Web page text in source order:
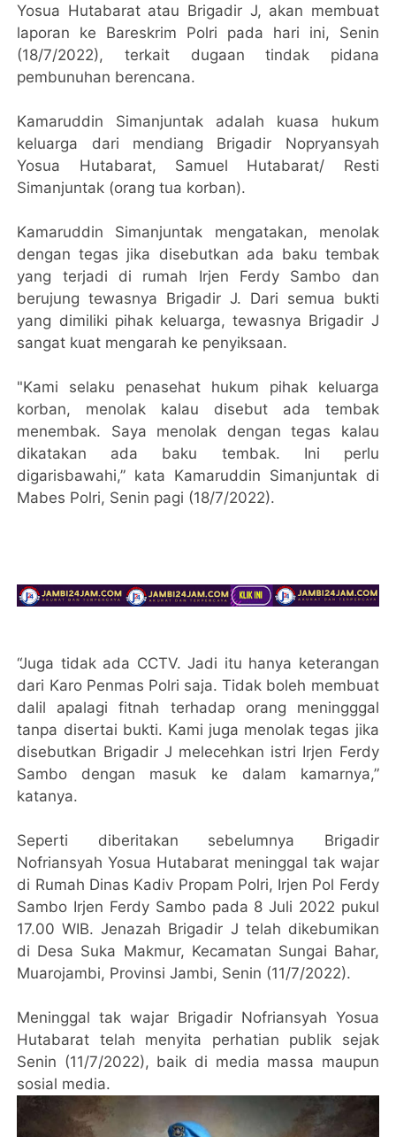
Yosua Hutabarat atau Brigadir J, akan membuat
laporan ke Bareskrim Polri pada hari ini, Senin
(18/7/2022), terkait dugaan tindak pidana
pembunuhan berencana.
Kamaruddin Simanjuntak adalah kuasa hukum
keluarga dari mendiang Brigadir Nopryansyah
Yosua Hutabarat, Samuel Hutabarat/ Resti
Simanjuntak (orang tua korban).
Kamaruddin Simanjuntak mengatakan, menolak
dengan tegas jika disebutkan ada baku tembak
yang terjadi di rumah Irjen Ferdy Sambo dan
berujung tewasnya Brigadir J. Dari semua bukti
yang dimiliki pihak keluarga, tewasnya Brigadir J
sangat kuat mengarah ke penyiksaan.
"Kami selaku penasehat hukum pihak keluarga
korban, menolak kalau disebut ada tembak
menembak. Saya menolak dengan tegas kalau
dikatakan ada baku tembak. Ini perlu
digarisbawahi,” kata Kamaruddin Simanjuntak di
Mabes Polri, Senin pagi (18/7/2022).
“Juga tidak ada CCTV. Jadi itu hanya keterangan
dari Karo Penmas Polri saja. Tidak boleh membuat
dalil apalagi fitnah terhadap orang meningggal
tanpa disertai bukti. Kami juga menolak tegas jika
disebutkan Brigadir J melecehkan istri Irjen Ferdy
Sambo dengan masuk ke dalam kamarnya,”
katanya.
Seperti diberitakan sebelumnya Brigadir
Nofriansyah Yosua Hutabarat meninggal tak wajar
di Rumah Dinas Kadiv Propam Polri, Irjen Pol Ferdy
Sambo Irjen Ferdy Sambo pada 8 Juli 2022 pukul
17.00 WIB. Jenazah Brigadir J telah dikebumikan
di Desa Suka Makmur, Kecamatan Sungai Bahar,
Muarojambi, Provinsi Jambi, Senin (11/7/2022).
Meninggal tak wajar Brigadir Nofriansyah Yosua
Hutabarat telah menyita perhatian publik sejak
Senin (11/7/2022), baik di media massa maupun
sosial media.